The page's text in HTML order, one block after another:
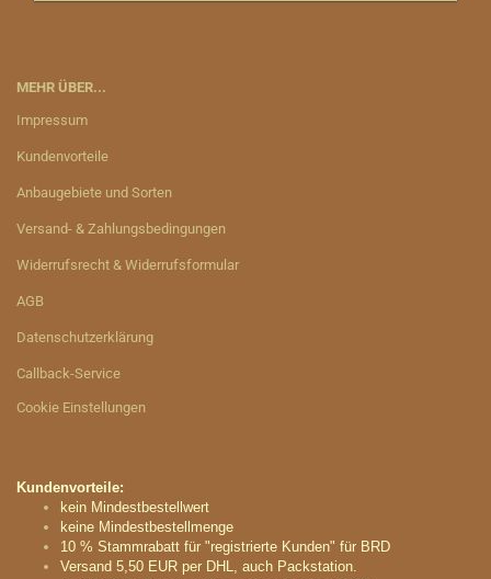
MEHR ÜBER...
Impressum
Kundenvorteile
Anbaugebiete und Sorten
Versand- & Zahlungsbedingungen
Widerrufsrecht & Widerrufsformular
AGB
Datenschutzerklärung
Callback-Service
Cookie Einstellungen
Kundenvorteile:
kein Mindestbestellwert
keine Mindestbestellmenge
10 % Stammrabatt für "registrierte Kunden" für BRD
Versand 5,50 EUR per DHL, auch Packstation.